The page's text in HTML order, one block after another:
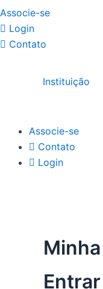
Associe-se
Login
Contato
Instituição
Associe-se
Contato
Login
Entrar